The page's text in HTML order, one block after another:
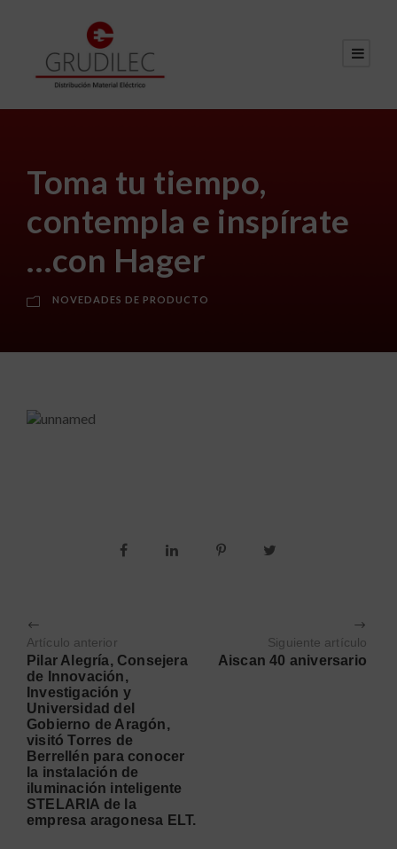
Toma tu tiempo,
contempla e inspírate
…con Hager
NOVEDADES DE PRODUCTO
Artículo anterior
Pilar Alegría, Consejera
de Innovación,
Investigación y
Universidad del
Gobierno de Aragón,
visitó Torres de
Berrellén para conocer
la instalación de
iluminación inteligente
STELARIA de la
empresa aragonesa ELT.
Siguiente artículo
Aiscan 40 aniversario